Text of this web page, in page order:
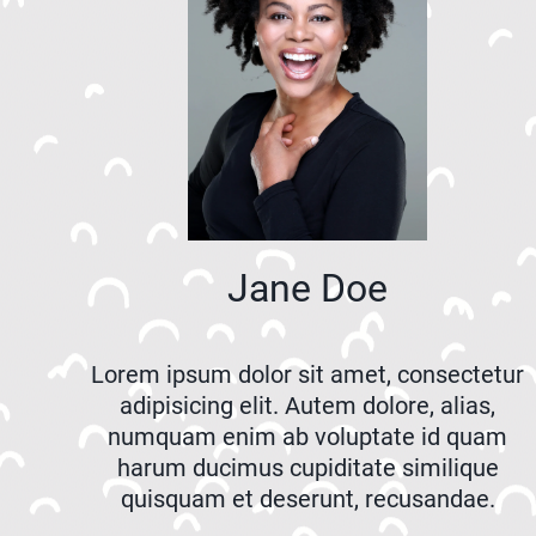
Jane Doe
Lorem ipsum dolor sit amet, consectetur
adipisicing elit. Autem dolore, alias,
numquam enim ab voluptate id quam
harum ducimus cupiditate similique
quisquam et deserunt, recusandae.